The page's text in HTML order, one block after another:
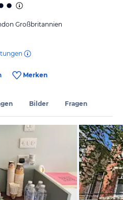
Großbritannien
Merken
Bilder Fragen